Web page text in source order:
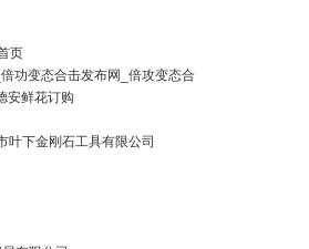
页
功变态合击发布网_倍攻变态合
安鲜花订购
叶下金刚石工具有限公司